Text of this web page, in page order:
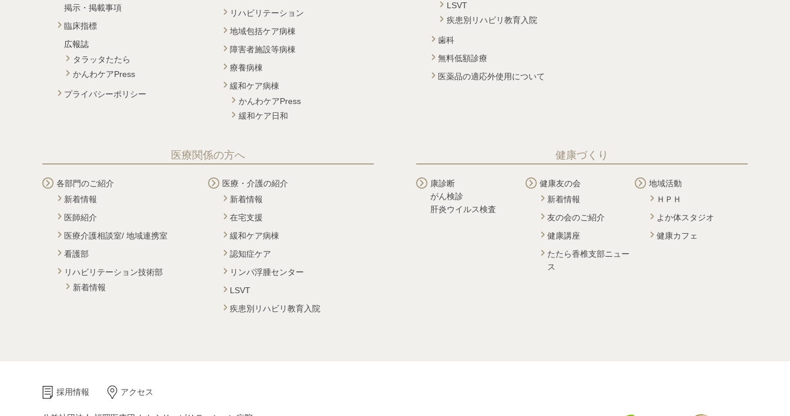
掲示・掲載事項
臨床指標
広報誌
タラッタたたら
かんわケアPress
プライバシーポリシー
リハビリテーション
地域包括ケア病棟
障害者施設等病棟
療養病棟
緩和ケア病棟
かんわケアPress
緩和ケア日和
LSVT
疾患別リハビリ教育入院
歯科
無料低額診療
医薬品の適応外使用について
医療関係の方へ
各部門のご紹介
新着情報
医師紹介
医療介護相談室/ 地域連携室
看護部
リハビリテーション技術部
新着情報
医療・介護の紹介
新着情報
在宅支援
緩和ケア病棟
認知症ケア
リンパ浮腫センター
LSVT
疾患別リハビリ教育入院
健康づくり
康診断
がん検診
肝炎ウイルス検査
健康友の会
新着情報
友の会のご紹介
健康講座
たたら香椎支部ニュー
ス
地域活動
ＨＰＨ
よか体スタジオ
健康カフェ
採用情報 アクセス